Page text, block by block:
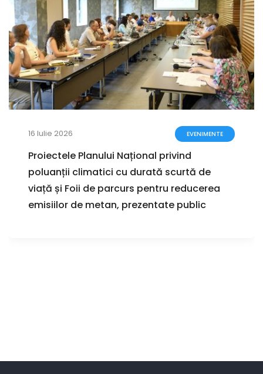
16 Iulie 2026 EVENIMENTE
Proiectele Planului Național privind
poluanții climatici cu durată scurtă de
viață și Foii de parcurs pentru reducerea
emisiilor de metan, prezentate public